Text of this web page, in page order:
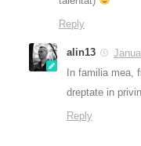
Reply
alin13
In familia mea,
dreptate in
Reply